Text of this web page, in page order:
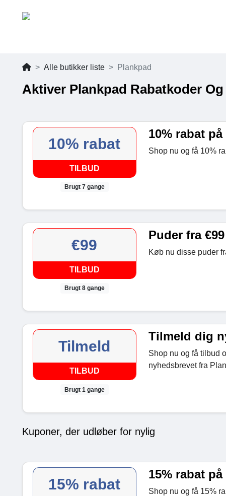
Alle butikker liste Plankpad
Aktiver Plankpad Rabatkoder
10% rabat
TILBUD
Brugt 7 gange
10% rabat
Shop nu og få 10%
€99
TILBUD
Brugt 8 gange
Puder fra €99
Køb nu disse puder
Tilmeld
TILBUD
Brugt 1 gange
Tilmeld dig
Shop nu og få tilbud
nyhedsbrevet fra
Kuponer, der udløber for nylig
15% rabat
15% rabat
Shop nu og få 15%